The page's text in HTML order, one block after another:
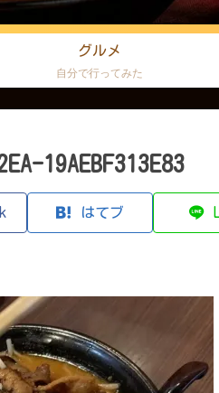
グルメ
自分で行ってみた
19AEBF313E83
はてブ